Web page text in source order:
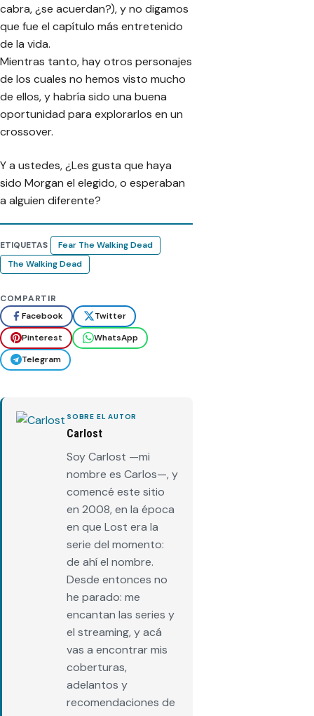
cabra, ¿se acuerdan?), y no digamos
que fue el capítulo más entretenido
de la vida.
Mientras tanto, hay otros personajes
de los cuales no hemos visto mucho
de ellos, y habría sido una buena
oportunidad para explorarlos en un
crossover.
Y a ustedes, ¿Les gusta que haya
sido Morgan el elegido, o esperaban
a alguien diferente?
ETIQUETAS
Fear The Walking Dead
The Walking Dead
COMPARTIR
Facebook
Twitter
Pinterest
WhatsApp
Telegram
SOBRE EL AUTOR
Carlost
Soy Carlost —mi
nombre es Carlos—, y
comencé este sitio
en 2008, en la época
en que Lost era la
serie del momento:
de ahí el nombre.
Desde entonces no
he parado: me
encantan las series y
el streaming, y acá
vas a encontrar mis
coberturas,
adelantos y
recomendaciones de